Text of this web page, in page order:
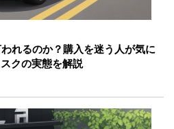
れるのか？購入を迷う人が気に
クの実態を解説